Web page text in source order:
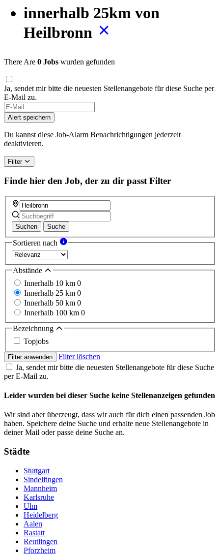
innerhalb 25km von
Heilbronn
There Are 0 Jobs wurden gefunden
Ja, sendet mir bitte die neuesten Stellenangebote für diese Suche per
E-Mail zu.
Alert speichern
Du kannst diese Job-Alarm Benachrichtigungen jederzeit
deaktivieren.
Filter
Finde hier den Job, der zu dir passt Filter
Suchen Suche
Sortieren nach
Abstände
Innerhalb 10 km 0
Innerhalb 25 km 0
Innerhalb 50 km 0
Innerhalb 100 km 0
Bezeichnung
Topjobs
Filter anwenden
Filter löschen
Ja, sendet mir bitte die neuesten Stellenangebote für diese Suche
per E-Mail zu.
Leider wurden bei dieser Suche keine Stellenanzeigen gefunden
Wir sind aber überzeugt, dass wir auch für dich einen passenden Job
haben. Speichere deine Suche und erhalte neue Stellenangebote in
deiner Mail oder passe deine Suche an.
Städte
Stuttgart
Sindelfingen
Mannheim
Karlsruhe
Ulm
Heidelberg
Aalen
Rastatt
Reutlingen
Pforzheim